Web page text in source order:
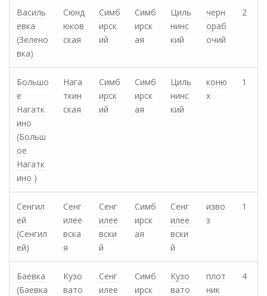
Василь
евка
(Зелено
вка)
Сюнд
юков
ская
Симб
ирск
ий
Симб
ирск
ая
Циль
нинс
кий
черн
ораб
очий
2
Большо
е
Нагатк
ино
(Больш
ое
Нагатк
ино )
Нага
ткин
ская
Симб
ирск
ий
Симб
ирск
ая
Циль
нинс
кий
коню
х
1
Сенгил
ей
(Сенгил
ей)
Сенг
илее
вска
я
Сенг
илее
вски
й
Симб
ирск
ая
Сенг
илее
вски
й
изво
з
1
Баевка
(Баевка
Кузо
вато
Сенг
илее
Симб
ирск
Кузо
вато
плот
ник
4